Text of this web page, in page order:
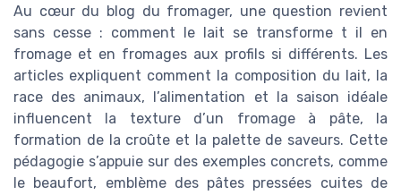
Au cœur du blog du fromager, une question revient
sans cesse : comment le lait se transforme t il en
fromage et en fromages aux profils si différents. Les
articles expliquent comment la composition du lait, la
race des animaux, l’alimentation et la saison idéale
influencent la texture d’un fromage à pâte, la
formation de la croûte et la palette de saveurs. Cette
pédagogie s’appuie sur des exemples concrets, comme
le beaufort, emblème des pâtes pressées cuites de